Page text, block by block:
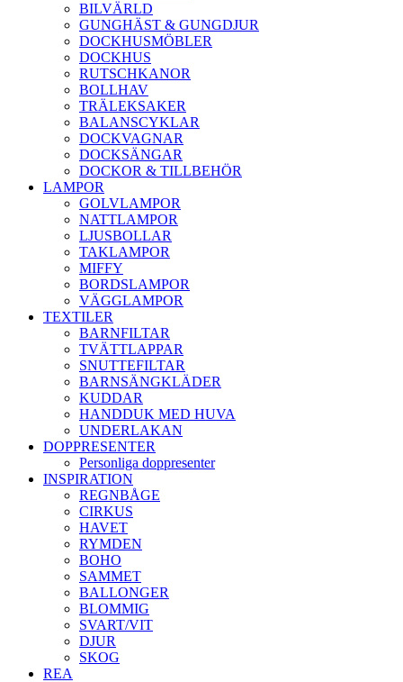
BILVÄRLD
GUNGHÄST & GUNGDJUR
DOCKHUSMÖBLER
DOCKHUS
RUTSCHKANOR
BOLLHAV
TRÄLEKSAKER
BALANSCYKLAR
DOCKVAGNAR
DOCKSÄNGAR
DOCKOR & TILLBEHÖR
LAMPOR
GOLVLAMPOR
NATTLAMPOR
LJUSBOLLAR
TAKLAMPOR
MIFFY
BORDSLAMPOR
VÄGGLAMPOR
TEXTILER
BARNFILTAR
TVÄTTLAPPAR
SNUTTEFILTAR
BARNSÄNGKLÄDER
KUDDAR
HANDDUK MED HUVA
UNDERLAKAN
DOPPRESENTER
Personliga doppresenter
INSPIRATION
REGNBÅGE
CIRKUS
HAVET
RYMDEN
BOHO
SAMMET
BALLONGER
BLOMMIG
SVART/VIT
DJUR
SKOG
REA